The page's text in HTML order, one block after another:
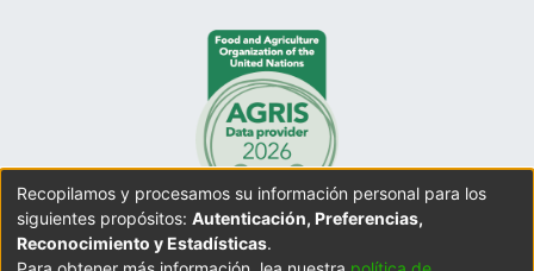
Recopilamos y procesamos su información personal para los
siguientes propósitos: Autenticación, Preferencias,
Reconocimiento y Estadísticas.